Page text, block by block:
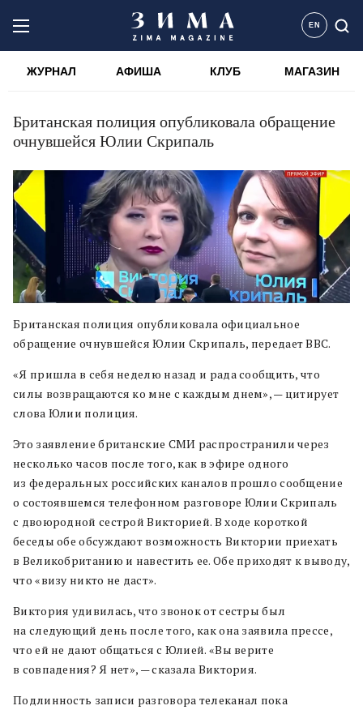
EN
ЖУРНАЛ АФИША КЛУБ МАГАЗИН
Британская полиция опубликовала обращение
очнувшейся Юлии Скрипаль
Британская полиция опубликовала официальное
обращение очнувшейся Юлии Скрипаль, передает BBC.
«Я пришла в себя неделю назад и рада сообщить, что
силы возвращаются ко мне с каждым днем», — цитирует
слова Юлии полиция.
Это заявление британские СМИ распространили через
несколько часов после того, как в эфире одного
из федеральных российских каналов прошло сообщение
о состоявшемся телефонном разговоре Юлии Скрипаль
с двоюродной сестрой Викторией. В ходе короткой
беседы обе обсуждают возможность Виктории приехать
в Великобританию и навестить ее. Обе приходят к выводу,
что «визу никто не даст».
Виктория удивилась, что звонок от сестры был
на следующий день после того, как она заявила прессе,
что ей не дают общаться с Юлией. «Вы верите
в совпадения? Я нет», — сказала Виктория.
Подлинность записи разговора телеканал пока